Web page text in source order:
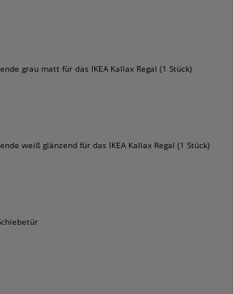
grau matt für das IKEA Kallax Regal (1 Stück)
weiß glänzend für das IKEA Kallax Regal (1 Stück)